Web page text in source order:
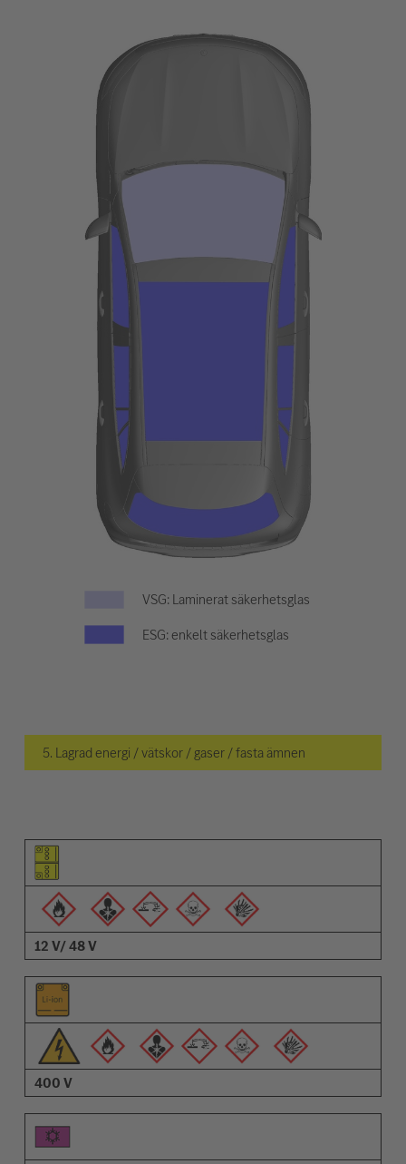
VSG: Laminerat säkerhetsglas
ESG: enkelt säkerhetsglas
5. Lagrad energi / vätskor / gaser / fasta ämnen
Piktogram för objektet
Piktogram för varningarna
Beskrivning
12 V/ 48 V
400 V